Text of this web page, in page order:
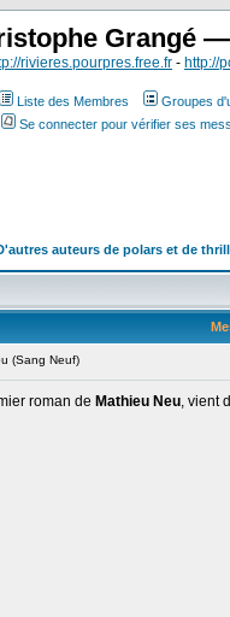
Grangé
rivieres.pourpres.free.fr - http://
Liste des Membres Groupes
Se connecter pour vérifier ses
auteurs de polars et de
(Sang Neuf)
roman de Mathieu Neu, vient